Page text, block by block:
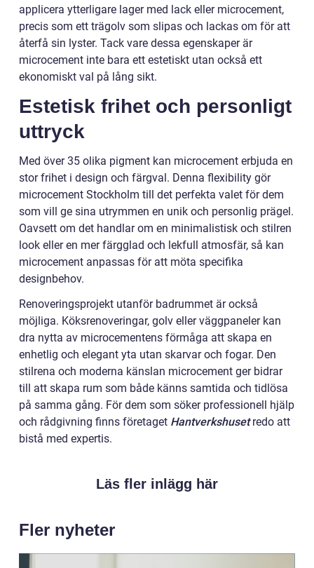
applicera ytterligare lager med lack eller microcement,
precis som ett trägolv som slipas och lackas om för att
återfå sin lyster. Tack vare dessa egenskaper är
microcement inte bara ett estetiskt utan också ett
ekonomiskt val på lång sikt.
Estetisk frihet och personligt
uttryck
Med över 35 olika pigment kan microcement erbjuda en
stor frihet i design och färgval. Denna flexibility gör
microcement Stockholm till det perfekta valet för dem
som vill ge sina utrymmen en unik och personlig prägel.
Oavsett om det handlar om en minimalistisk och stilren
look eller en mer färgglad och lekfull atmosfär, så kan
microcement anpassas för att möta specifika
designbehov.
Renoveringsprojekt utanför badrummet är också
möjliga. Köksrenoveringar, golv eller väggpaneler kan
dra nytta av microcementens förmåga att skapa en
enhetlig och elegant yta utan skarvar och fogar. Den
stilrena och moderna känslan microcement ger bidrar
till att skapa rum som både känns samtida och tidlösa
på samma gång. För dem som söker professionell hjälp
och rådgivning finns företaget Hantverkshuset redo att
bistå med expertis.
Läs fler inlägg här
Fler nyheter